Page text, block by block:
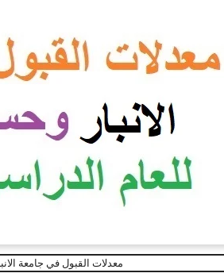
معدلات القبول في جامعة الانبار 2025 وحسب